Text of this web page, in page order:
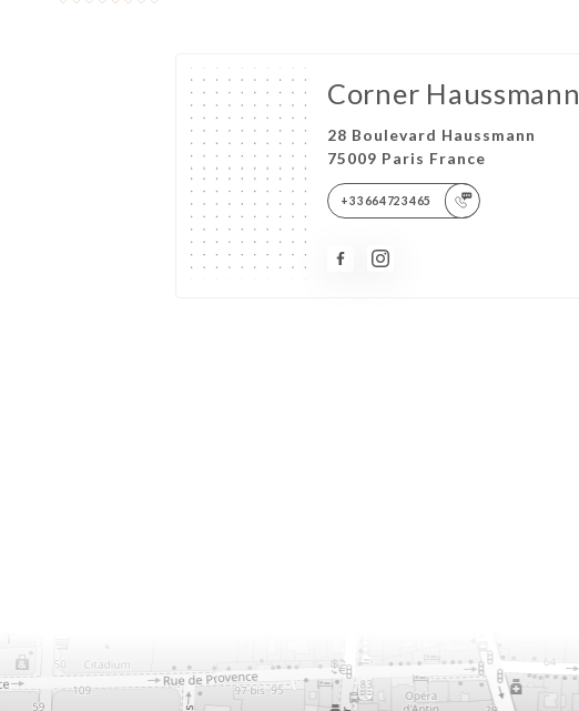
Corner Haussmann
28 Boulevard Haussmann
75009 Paris France
+33664723465